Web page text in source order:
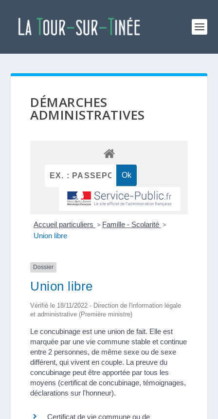
DÉMARCHES
ADMINISTRATIVES
Accueil particuliers > Famille - Scolarité >
Union libre
Dossier
Union libre
Vérifié le 18/11/2022 - Direction de l'information légale
et administrative (Première ministre)
Le concubinage est une union de fait. Elle est
marquée par une vie commune stable et continue
entre 2 personnes, de même sexe ou de sexe
différent, qui vivent en couple. La preuve du
concubinage peut être apportée par tous les
moyens (certificat de concubinage, témoignages,
déclarations sur l'honneur).
Certificat de vie commune ou de